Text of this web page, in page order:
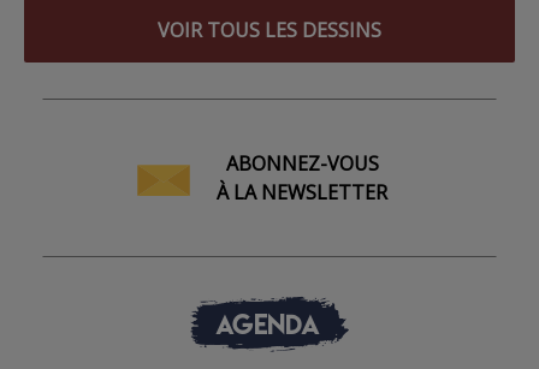
VOIR TOUS LES DESSINS
ABONNEZ-VOUS
À LA NEWSLETTER
AGENDA